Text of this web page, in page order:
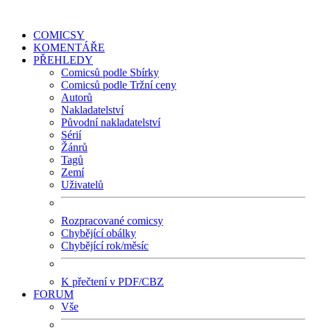
COMICSY
KOMENTÁŘE
PŘEHLEDY
Comicsů podle Sbírky
Comicsů podle Tržní ceny
Autorů
Nakladatelství
Původní nakladatelství
Sérií
Žánrů
Tagů
Zemí
Uživatelů
Rozpracované comicsy
Chybějící obálky
Chybějící rok/měsíc
K přečtení v PDF/CBZ
FORUM
Vše